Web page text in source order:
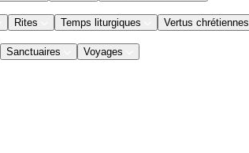
Rites Temps liturgiques Vertus chrétiennes
Sanctuaires Voyages